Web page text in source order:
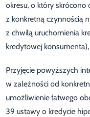
okresu, o który skrócono
z konkretną czynnością
z chwilą uruchomienia
kredytowej
Przyjęcie powyższych
w zależności od
umożliwienie łatwego
39 ustawy o kredycie